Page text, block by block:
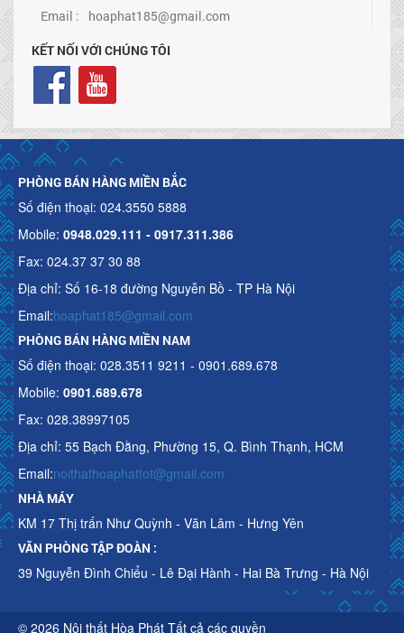
Email : hoaphat185@gmail.com
KẾT NỐI VỚI CHÚNG TÔI
PHÒNG BÁN HÀNG MIỀN BẮC
Số điện thoại: 024.3550 5888
Mobile: 0948.029.111 - 0917.311.386
Fax: 024.37 37 30 88
Địa chỉ: Số 16-18 đường Nguyễn Bồ - TP Hà Nội
Email:hoaphat185@gmail.com
PHÒNG BÁN HÀNG MIỀN NAM
Số điện thoại: 028.3511 9211 - 0901.689.678
Mobile: 0901.689.678
Fax: 028.38997105
Địa chỉ: 55 Bạch Đằng, Phường 15, Q. Bình Thạnh, HCM
Email:noithathoaphattot@gmail.com
NHÀ MÁY
KM 17 Thị trấn Như Quỳnh - Văn Lâm - Hưng Yên
VĂN PHÒNG TẬP ĐOÀN :
39 Nguyễn Đình Chiểu - Lê Đại Hành - Hai Bà Trưng - Hà Nội
© 2026 Nội thất Hòa Phát Tất cả các quyền